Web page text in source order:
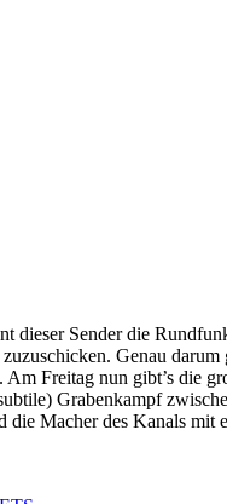
dieser Sender die
Genau
Freitag nun gibt’s die
Grabenkampf
die Macher des Kanals